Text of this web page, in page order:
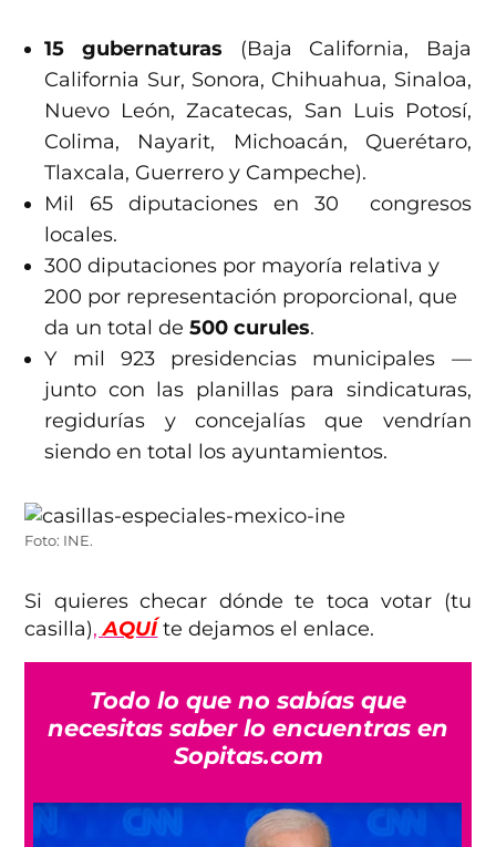
15 gubernaturas (Baja California, Baja
California Sur, Sonora, Chihuahua, Sinaloa,
Nuevo León, Zacatecas, San Luis Potosí,
Colima, Nayarit, Michoacán, Querétaro,
Tlaxcala, Guerrero y Campeche).
Mil 65 diputaciones en 30 congresos
locales.
300 diputaciones por mayoría relativa y
200 por representación proporcional, que
da un total de 500 curules.
Y mil 923 presidencias municipales —
junto con las planillas para sindicaturas,
regidurías y concejalías que vendrían
siendo en total los ayuntamientos.
Foto: INE.
Si quieres checar dónde te toca votar (tu
casilla),AQUÍ te dejamos el enlace.
Todo lo que no sabías que
necesitas saber lo encuentras en
Sopitas.com